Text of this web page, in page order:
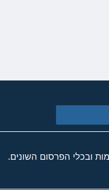
ובכלי הפרסום השונים.